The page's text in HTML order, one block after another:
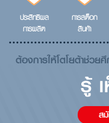
ประสิทธิผล
การผลิต
การสต็อก
สินค้า
ต้องการให้โตโยต้าช่วย
รู้
ส